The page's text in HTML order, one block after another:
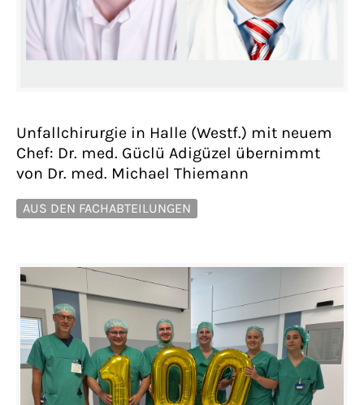
Unfallchirurgie in Halle (Westf.) mit neuem
Chef: Dr. med. Güclü Adigüzel übernimmt
von Dr. med. Michael Thiemann
AUS DEN FACHABTEILUNGEN